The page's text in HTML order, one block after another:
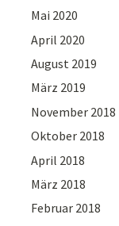
Mai 2020
April 2020
August 2019
März 2019
November 2018
Oktober 2018
April 2018
März 2018
Februar 2018